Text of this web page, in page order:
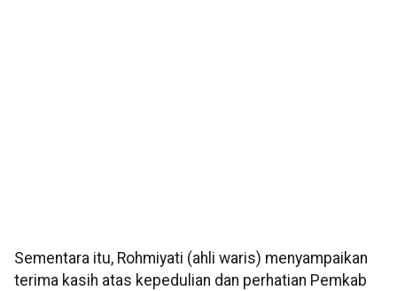
Sementara itu, Rohmiyati (ahli waris) menyampaikan
terima kasih atas kepedulian dan perhatian Pemkab